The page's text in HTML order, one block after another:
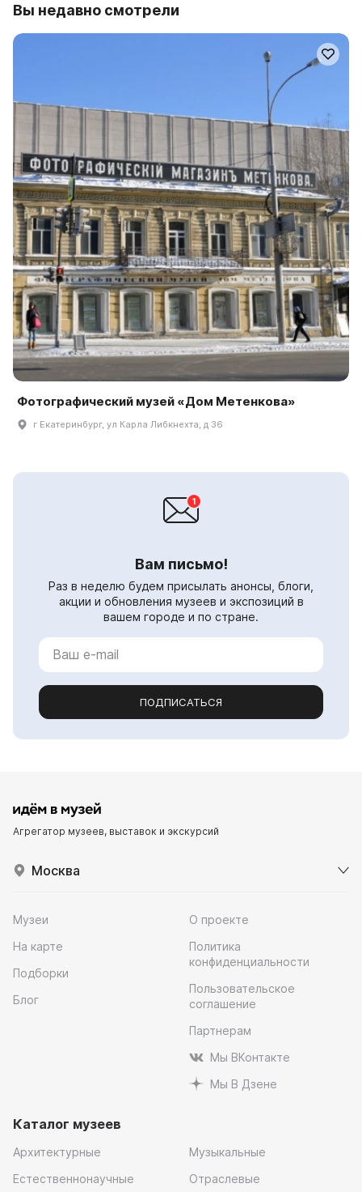
Вы недавно смотрели
Фотографический музей «Дом Метенкова»
г Екатеринбург, ул Карла Либкнехта, д 36
Вам письмо!
Раз в неделю будем присылать анонсы, блоги,
акции и обновления музеев и экспозиций в
вашем городе и по стране.
ПОДПИСАТЬСЯ
Агрегатор музеев, выставок и экскурсий
Москва
Музеи
На карте
Подборки
Блог
О проекте
Политика
конфиденциальности
Пользовательское
соглашение
Партнерам
Мы ВКонтакте
Мы В Дзене
Каталог музеев
Архитектурные
Естественнонаучные
Музыкальные
Отраслевые